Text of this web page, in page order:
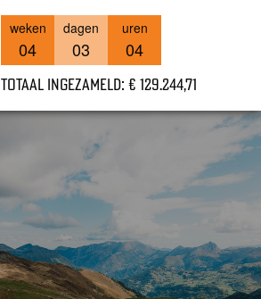
weken
04
dagen
03
uren
04
Totaal ingezameld: € 129.244,71